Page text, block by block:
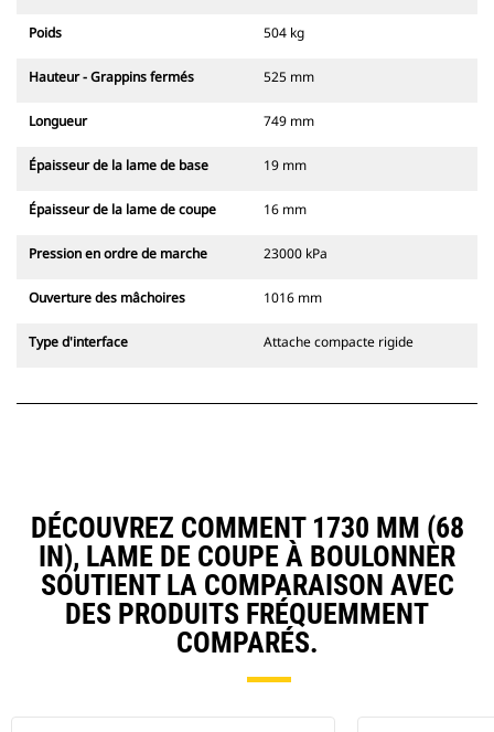
Poids 504 kg
Hauteur - Grappins fermés 525 mm
Longueur 749 mm
Épaisseur de la lame de base 19 mm
Épaisseur de la lame de coupe 16 mm
Pression en ordre de marche 23000 kPa
Ouverture des mâchoires 1016 mm
Type d'interface Attache compacte rigide
DÉCOUVREZ COMMENT 1730 MM (68
IN), LAME DE COUPE À BOULONNER
SOUTIENT LA COMPARAISON AVEC
DES PRODUITS FRÉQUEMMENT
COMPARÉS.